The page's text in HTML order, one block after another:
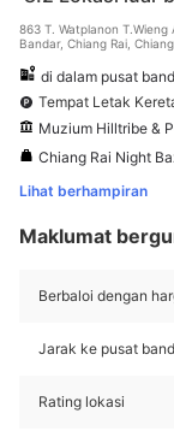
863 T. Watplanon T.Wieng
Bandar, Chiang Rai,
di dalam pusat
Tempat Letak
Muzium Hilltribe & Pusat
Chiang Rai Night
Lihat berhampiran
Maklumat
Berbaloi dengan
Jarak ke pusat
Rating lokasi